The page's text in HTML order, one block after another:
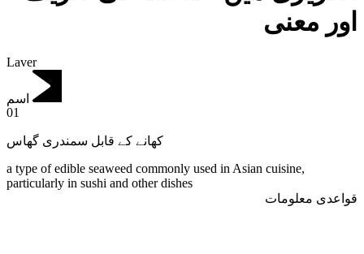
اور معنی
Laver
اسم
01
کھانے کے قابل سمندری گھاس
a type of edible seaweed commonly used in Asian cuisine,
particularly in sushi and other dishes
قواعدی معلومات